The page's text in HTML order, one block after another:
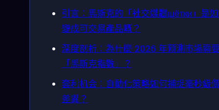
引言：馬斯克的「社交媒體щётки」是
變成可交易產品嘅？
深度剖析：為什麼 2026 年預測市場需
「馬斯克指數」？
套利机会：自動化策略如何捕捉毫秒級
差異？